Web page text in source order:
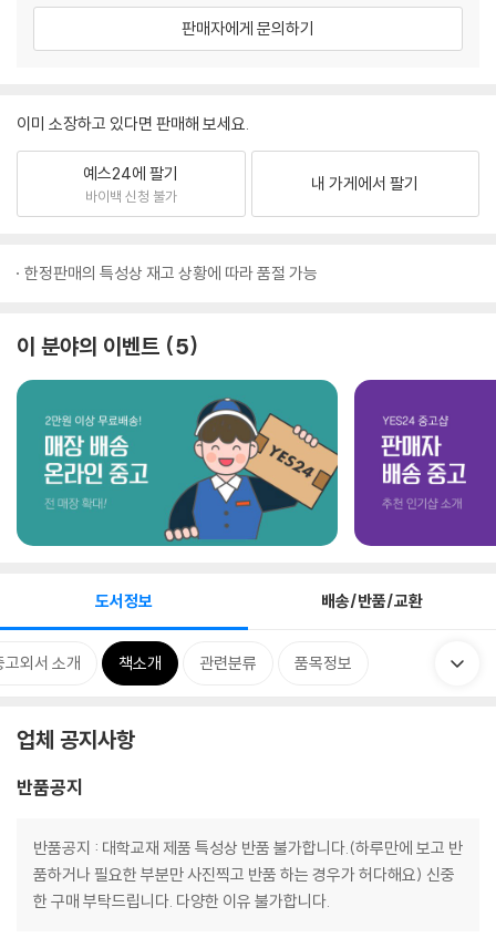
판매자에게 문의하기
이미 소장하고 있다면 판매해 보세요.
예스24에 팔기
바이백 신청 불가
내 가게에서 팔기
한정판매의 특성상 재고 상황에 따라 품절 가능
이 분야의 이벤트 5
도서정보 배송/반품/교환
고외서 소개 책소개 관련분류 품목정보
업체 공지사항
반품공지
반품공지 : 대학교재 제품 특성상 반품 불가합니다.(하루만에 보고 반
품하거나 필요한 부분만 사진찍고 반품 하는 경우가 허다해요) 신중
한 구매 부탁드립니다. 다양한 이유 불가합니다.